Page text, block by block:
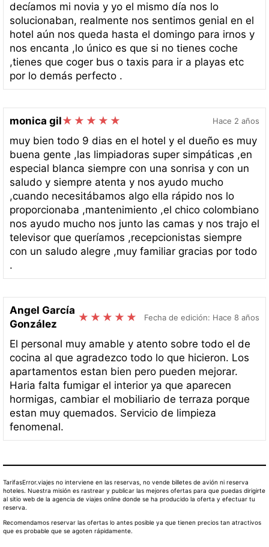
decíamos mi novia y yo el mismo día nos lo
solucionaban, realmente nos sentimos genial en el
hotel aún nos queda hasta el domingo para irnos y
nos encanta ,lo único es que si no tienes coche
,tienes que coger bus o taxis para ir a playas etc
por lo demás perfecto .
monica gil Hace 2 años
muy bien todo 9 dias en el hotel y el dueño es muy
buena gente ,las limpiadoras super simpáticas ,en
especial blanca siempre con una sonrisa y con un
saludo y siempre atenta y nos ayudo mucho
,cuando necesitábamos algo ella rápido nos lo
proporcionaba ,mantenimiento ,el chico colombiano
nos ayudo mucho nos junto las camas y nos trajo el
televisor que queríamos ,recepcionistas siempre
con un saludo alegre ,muy familiar gracias por todo
.
Angel García
González
Fecha de edición: Hace 8 años
El personal muy amable y atento sobre todo el de
cocina al que agradezco todo lo que hicieron. Los
apartamentos estan bien pero pueden mejorar.
Haria falta fumigar el interior ya que aparecen
hormigas, cambiar el mobiliario de terraza porque
estan muy quemados. Servicio de limpieza
fenomenal.
TarifasError.viajes no interviene en las reservas, no vende billetes de avión ni reserva
hoteles. Nuestra misión es rastrear y publicar las mejores ofertas para que puedas dirigirte
al sitio web de la agencia de viajes online donde se ha producido la oferta y efectuar tu
reserva.
Recomendamos reservar las ofertas lo antes posible ya que tienen precios tan atractivos
que es probable que se agoten rápidamente.